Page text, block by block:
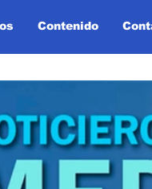
Contenido